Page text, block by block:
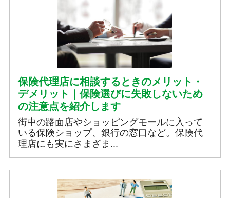
保険代理店に相談するときのメリット・
デメリット｜保険選びに失敗しないため
の注意点を紹介します
街中の路面店やショッピングモールに入って
いる保険ショップ、銀行の窓口など。保険代
理店にも実にさまざま...